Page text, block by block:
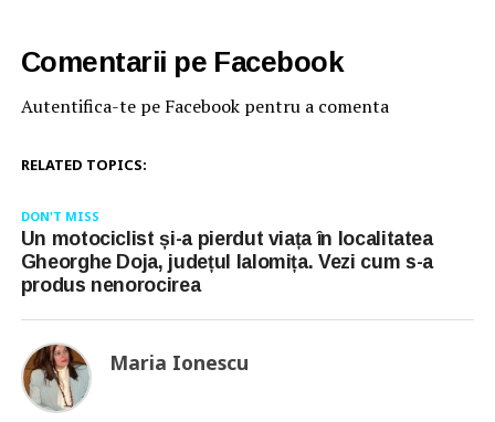
Comentarii pe Facebook
Autentifica-te pe Facebook pentru a comenta
RELATED TOPICS:
DON'T MISS
Un motociclist și-a pierdut viața în localitatea
Gheorghe Doja, județul Ialomița. Vezi cum s-a
produs nenorocirea
Maria Ionescu